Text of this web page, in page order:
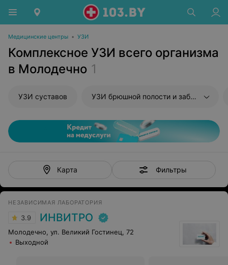
Медицинские центры • УЗИ
Комплексное УЗИ всего организма
в Молодечно 1
УЗИ суставов УЗИ брюшной полости и забрюшиного пространства
Карта Фильтры
НЕЗАВИСИМАЯ ЛАБОРАТОРИЯ
3.9 ИНВИТРО
Молодечно, ул. Великий Гостинец, 72
Выходной